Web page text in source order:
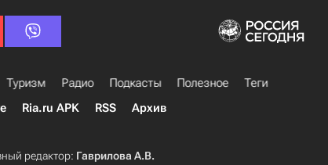
Туризм Радио Подкасты Полезное
Теги
Ria.ru APK RSS Архив
редактор: Гаврилова А.В.